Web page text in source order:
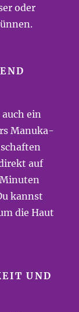
oder
Z
ein
Manuka-
auf
kannst
die Haut
UND